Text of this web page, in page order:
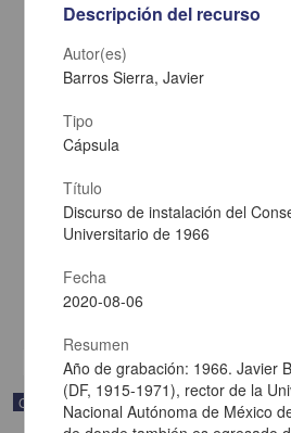
Carta de José María Maytorena a Francisco
informa se irá a la costa por prescripción
Maytorena, José María
Multidisciplina
Correspondencia postal
Descripción del recurso
Autor(es)
Barros Sierra, Javier
Tipo
Cápsula
Título
Discurso de instalación del
Universitario de 1966
Fecha
2020-08-06
Resumen
Año de grabación: 1966. Javier
(DF, 1915-1971), rector de la
Nacional Autónoma de México